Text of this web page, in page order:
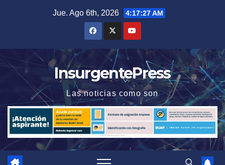
Jue. Ago 6th, 2026 4:17:27 AM
InsurgentePress
Las noticias como son